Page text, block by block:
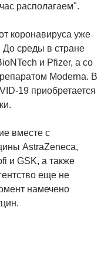
располагаем".
коронавируса уже
До среды в стране
и Pfizer, а со
Moderna. В
19 приобретается
вместе с
AstraZeneca,
и GSK, а также
еще не
намечено